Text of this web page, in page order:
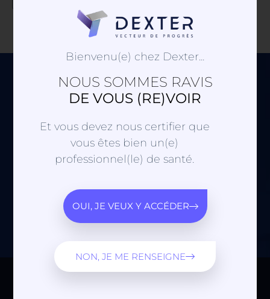
Contactez-nous :
Bienvenu(e) chez Dexter...
NOUS SOMMES RAVIS
DE VOUS (RE)VOIR
Et vous devez nous certifier que
vous êtes bien un(e)
professionnel(le) de santé.
OUI, JE VEUX Y ACCÉDER
NON, JE ME RENSEIGNE